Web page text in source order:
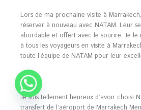
Lors de ma prochaine visite à
réserver à nouveau avec NATAM. Leur
abordable et offert avec le sourire. Je
à tous les voyageurs en visite à
toute l’équipe de NATAM pour leur
——
Je suis tellement heureux d’avoir choisi
transfert de l’aéroport de Marrakech